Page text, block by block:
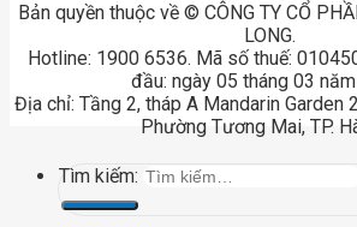
Bản quyền thuộc về © CÔNG TY CỔ
LONG.
Hotline: 1900 6536. Mã số thuế:
đầu: ngày 05 tháng 03
Địa chỉ: Tầng 2, tháp A Mandarin Garden
Phường Tương Mai, TP.
Tìm kiếm: